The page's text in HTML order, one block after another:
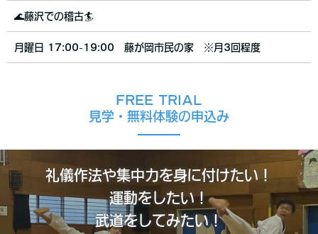
🌊藤沢での稽古🏄
月曜日 17:00-19:00 藤が岡市民の家 ※月3回程度
FREE TRIAL
見学・無料体験の申込み
礼儀作法や集中力を身に付けたい！
運動をしたい！
武道をしてみたい！